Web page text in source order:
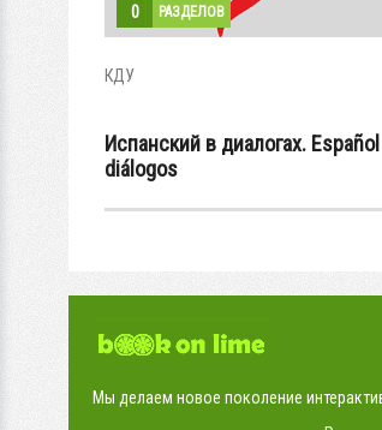
0 РАЗДЕЛОВ
КДУ
Испанский в диалогах.
diálogos
Мы делаем новое поколение